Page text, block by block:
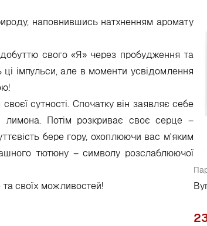
наповнившись натхненням аромату
свого «Я» через пробудження та
ці імпульси, але в моменти усвідомлення
сутності. Спочатку він заявляє себе
лимона. Потім розкриває своє серце –
бере гору, охоплюючи вас м'яким
тютюну – символу розслаблюючої
своїх можливостей!